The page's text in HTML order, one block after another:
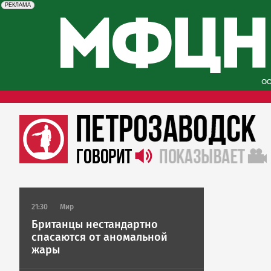
erid: 2SDnjcySKKc
РЕКЛАМА
Реклама
21:30 Мир
Британцы нестандартно
спасаются от аномальной
жары